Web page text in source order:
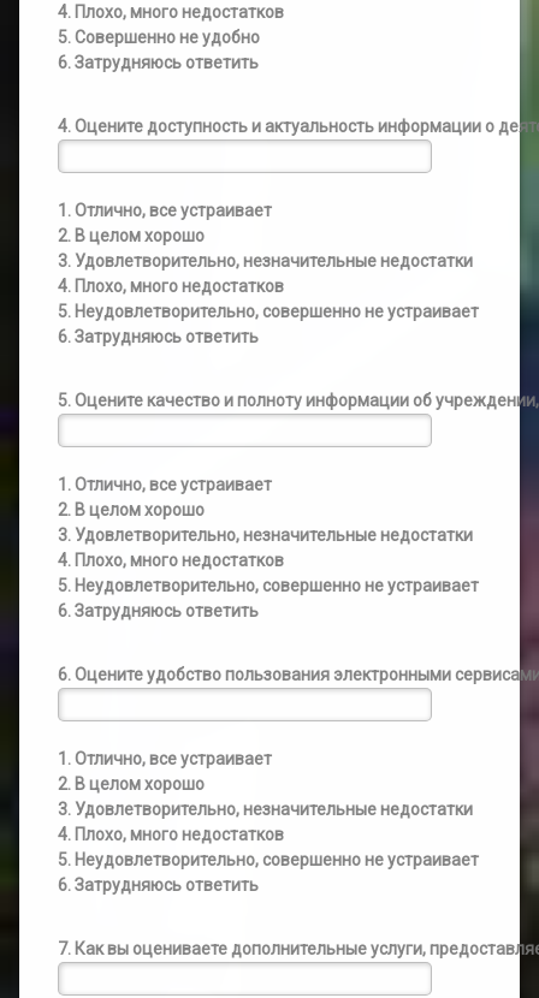
4. Плохо, много недостатков
5. Совершенно не удобно
6. Затрудняюсь ответить
4. Оцените доступность и актуальность информации о
1. Отлично, все устраивает
2. В целом хорошо
3. Удовлетворительно, незначительные недостатки
4. Плохо, много недостатков
5. Неудовлетворительно, совершенно не устраивает
6. Затрудняюсь ответить
5. Оцените качество и полноту информации об
1. Отлично, все устраивает
2. В целом хорошо
3. Удовлетворительно, незначительные недостатки
4. Плохо, много недостатков
5. Неудовлетворительно, совершенно не устраивает
6. Затрудняюсь ответить
6. Оцените удобство пользования электронными
1. Отлично, все устраивает
2. В целом хорошо
3. Удовлетворительно, незначительные недостатки
4. Плохо, много недостатков
5. Неудовлетворительно, совершенно не устраивает
6. Затрудняюсь ответить
7. Как вы оцениваете дополнительные услуги,